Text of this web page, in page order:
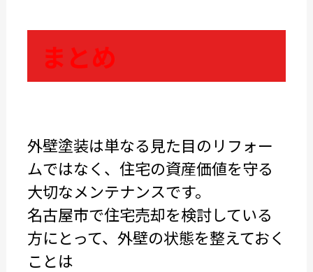
まとめ
外壁塗装は単なる見た目のリフォー
ムではなく、住宅の資産価値を守る
大切なメンテナンスです。
名古屋市で住宅売却を検討している
方にとって、外壁の状態を整えておく
ことは